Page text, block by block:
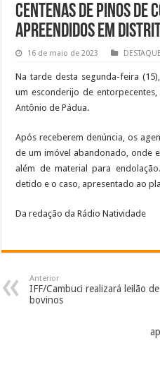
Centenas de pinos de
apreendidos em
16 de maio de 2023
Na tarde desta segunda-feira
um esconderijo de
Antônio de Pádua.
Após receberem denúncia, os
de um imóvel abandonado, onde
além de material para
detido e o caso, apresentado ao
Da redação da Rádio Natividade
Anterior
IFF/Cambuci realizará leilão de
bovinos